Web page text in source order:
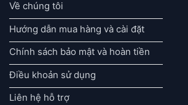
Về chúng tôi
Hướng dẫn mua hàng và cài đặt
Chính sách bảo mật và hoàn tiền
Điều khoản sử dụng
Liên hệ hỗ trợ